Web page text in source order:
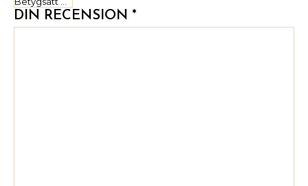
DIN RECENSION *